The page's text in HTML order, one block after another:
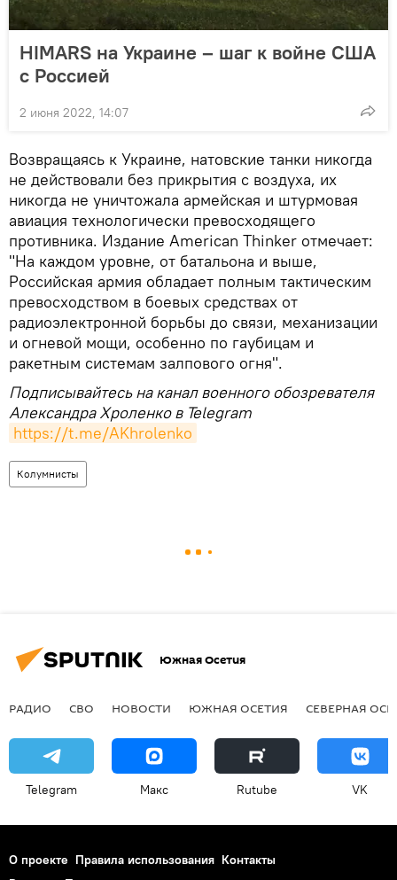
HIMARS на Украине – шаг к войне США
с Россией
2 июня 2022, 14:07
Возвращаясь к Украине, натовские танки никогда
не действовали без прикрытия с воздуха, их
никогда не уничтожала армейская и штурмовая
авиация технологически превосходящего
противника. Издание American Thinker отмечает:
"На каждом уровне, от батальона и выше,
Российская армия обладает полным тактическим
превосходством в боевых средствах от
радиоэлектронной борьбы до связи, механизации
и огневой мощи, особенно по гаубицам и
ракетным системам залпового огня".
Подписывайтесь на канал военного обозревателя
Александра Хроленко в Telegram
https://t.me/AKhrolenko
Колумнисты
Южная Осетия
РАДИО СВО НОВОСТИ ЮЖНАЯ ОСЕТИЯ СЕВЕРНАЯ
Telegram Макс Rutube VK
О проекте Правила использования Контакты